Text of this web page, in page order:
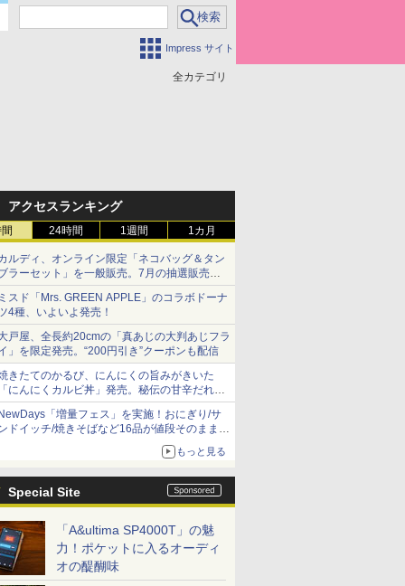
Impress サイト
全カテゴリ
アクセスランキング
24時間 1週間 1カ月
ルディ、オンライン限定「ネコバッグ＆タン
ラーセット」を一般販売。7月の抽選販売の
選無効分
スド「Mrs. GREEN APPLE」のコラボドーナ
4種、いよいよ発売！
戸屋、全長約20cmの「真あじの大判あじフラ
」を限定発売。“200円引き”クーポンも配信
きたてのかるび、にんにくの旨みがきいた
にんにくカルビ丼」発売。秘伝の甘辛だれを
めた「豚カルビ丼」も復活
「増量フェス」を実施！おにぎり/サ
ドイッチ/焼きそばなど16品が値段そのままで
もっと見る
Special Site
「A&ultima SP4000T」の魅
力！ポケットに入るオーディ
オの醍醐味